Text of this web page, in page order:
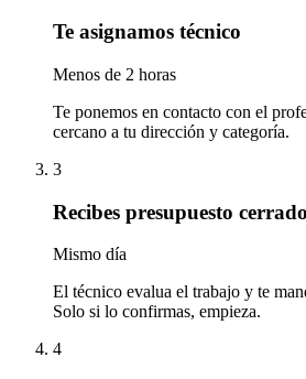
Te asignamos técnico
Menos de 2 horas
Te ponemos en contacto con el
cercano a tu dirección y categoría.
3
Recibes presupuesto cerrado
Mismo día
El técnico evalua el trabajo y te
Solo si lo confirmas, empieza.
4